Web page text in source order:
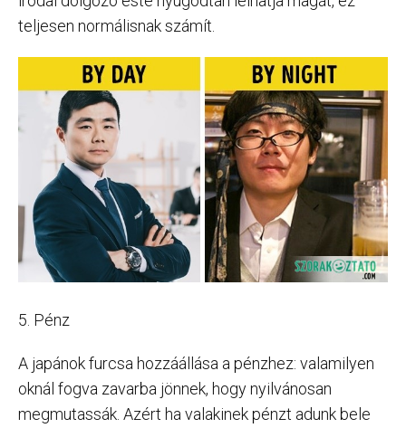
teljesen normálisnak számít.
5. Pénz
A japánok furcsa hozzáállása a pénzhez: valamilyen
oknál fogva zavarba jönnek, hogy nyilvánosan
megmutassák. Azért ha valakinek pénzt adunk bele